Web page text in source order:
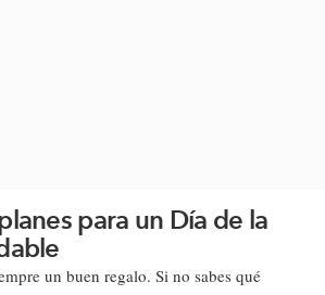
para un Día de la
un buen regalo. Si no sabes qué